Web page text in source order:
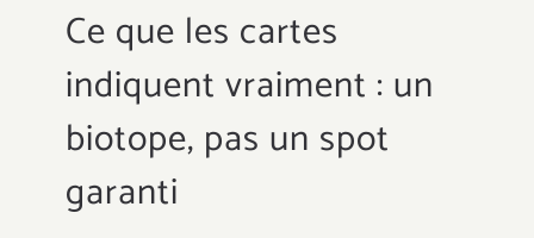
Ce que les cartes
indiquent vraiment : un
biotope, pas un spot
garanti